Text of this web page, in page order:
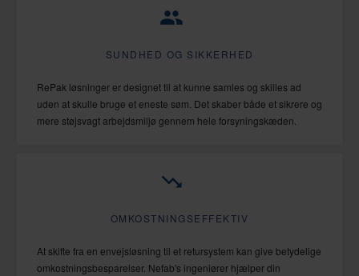
SUNDHED OG SIKKERHED
RePak løsninger er designet til at kunne samles og skilles ad
uden at skulle bruge et eneste søm. Det skaber både et sikrere og
mere støjsvagt arbejdsmiljø gennem hele forsyningskæden.
OMKOSTNINGSEFFEKTIV
At skifte fra en envejsløsning til et retursystem kan give betydelige
omkostningsbesparelser. Nefab's ingeniører hjælper din